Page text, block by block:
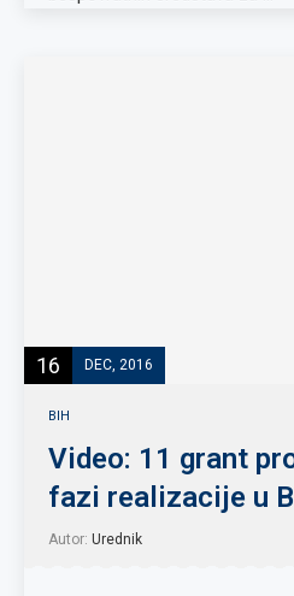
16 DEC, 2016
BIH
Video: 11 grant
fazi realizacije u
Autor: Urednik